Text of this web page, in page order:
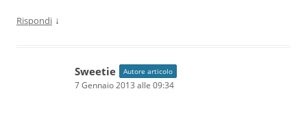
Rispondi ↓
Sweetie Autore articolo
7 Gennaio 2013 alle 09:34